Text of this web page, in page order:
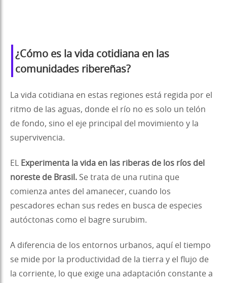
¿Cómo es la vida cotidiana en las
comunidades ribereñas?
La vida cotidiana en estas regiones está regida por el
ritmo de las aguas, donde el río no es solo un telón
de fondo, sino el eje principal del movimiento y la
supervivencia.
EL
Experimenta la vida en las riberas de los ríos del
noreste de Brasil. Se trata de una rutina que
comienza antes del amanecer, cuando los
pescadores echan sus redes en busca de especies
autóctonas como el bagre surubim.
A diferencia de los entornos urbanos, aquí el tiempo
se mide por la productividad de la tierra y el flujo de
la corriente, lo que exige una adaptación constante a